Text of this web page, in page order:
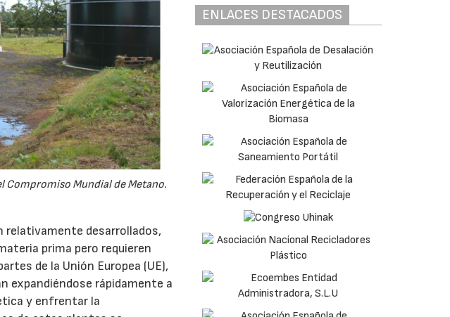
Compromiso Mundial de Metano.
relativamente desarrollados,
prima pero requieren
de la Unión Europea (UE),
expandiéndose rápidamente a
y enfrentar la
ENLACES DESTACADOS